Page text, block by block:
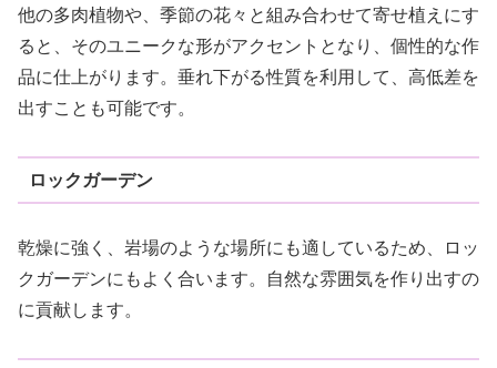
他の多肉植物や、季節の花々と組み合わせて寄せ植えにす
ると、そのユニークな形がアクセントとなり、個性的な作
品に仕上がります。垂れ下がる性質を利用して、高低差を
出すことも可能です。
ロックガーデン
乾燥に強く、岩場のような場所にも適しているため、ロッ
クガーデンにもよく合います。自然な雰囲気を作り出すの
に貢献します。